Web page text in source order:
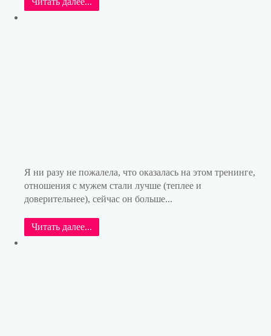
Я ни разу не пожалела, что оказалась на этом тренинге,
отношения с мужем стали лучше (теплее и
доверительнее), сейчас он больше...
Читать далее...